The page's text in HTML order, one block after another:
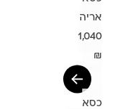
אריה
1,040
₪
כסא